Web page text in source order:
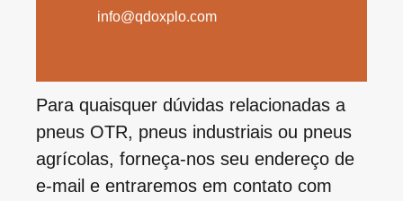
info@qdoxplo.com
Para quaisquer dúvidas relacionadas a
pneus OTR, pneus industriais ou pneus
agrícolas, forneça-nos seu endereço de
e-mail e entraremos em contato com